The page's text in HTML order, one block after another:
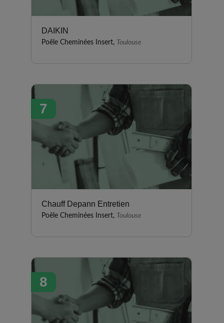
DAIKIN
Poêle Cheminées Insert, Toulouse
7
Chauff Depann Entretien
Poêle Cheminées Insert, Toulouse
8